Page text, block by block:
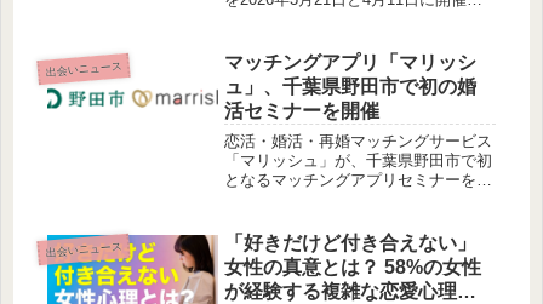
の400名規模で実施され、東京湾の夜
景と非日常体験が織りなす自然な出会
いをプロデュースします。効率性と体
験型ニーズに応える、新たな婚活の形
として注目されています。
出会いニュース
マッチングアプリ「マリッシ
ュ」、千葉県野田市で初の婚
活セミナーを開催
恋活・婚活・再婚マッチングサービス
「マリッシュ」が、千葉県野田市で初
となるマッチングアプリセミナーを開
羅したこのセミナーは、多くの参加者
から反響を呼び、地域に根ざした婚活
支援の新たな一歩となりました。
出会いニュース
「好きだけど付き合えない」
女性の真意とは？ 58%の女性
が経験する複雑な恋愛心理を